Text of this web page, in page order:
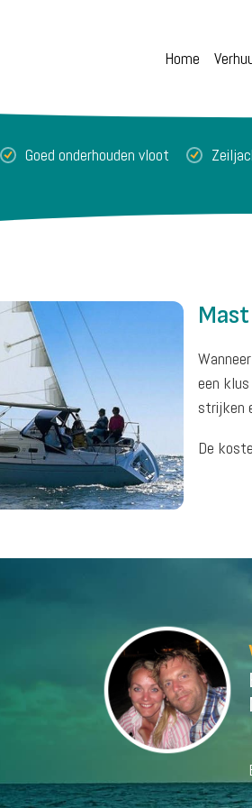
Home
Goed onderhouden vloot
een
strijken
De